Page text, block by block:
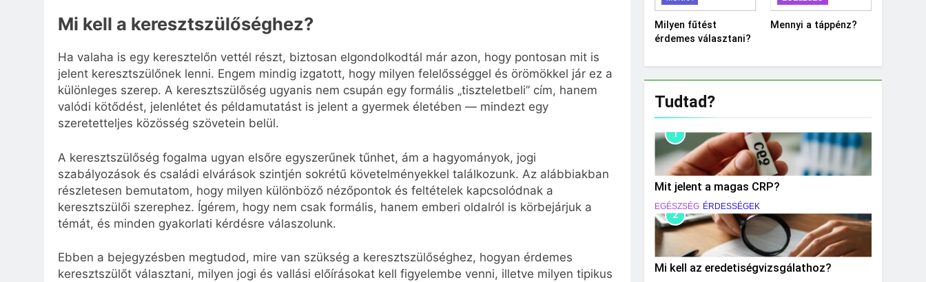
Mi kell a keresztszülőséghez?
Ha valaha is egy keresztelőn vettél részt, biztosan elgondolkodtál már azon, hogy pontosan mit is
jelent keresztszülőnek lenni. Engem mindig izgatott, hogy milyen felelősséggel és örömökkel jár ez a
különleges szerep. A keresztszülőség ugyanis nem csupán egy formális „tiszteletbeli” cím, hanem
valódi kötődést, jelenlétet és példamutatást is jelent a gyermek életében — mindezt egy
szeretetteljes közösség szövetein belül.
A keresztszülőség fogalma ugyan elsőre egyszerűnek tűnhet, ám a hagyományok, jogi
szabályozások és családi elvárások szintjén sokrétű követelményekkel találkozunk. Az alábbiakban
részletesen bemutatom, hogy milyen különböző nézőpontok és feltételek kapcsolódnak a
keresztszülői szerephez. Ígérem, hogy nem csak formális, hanem emberi oldalról is körbejárjuk a
témát, és minden gyakorlati kérdésre válaszolunk.
Ebben a bejegyzésben megtudod, mire van szükség a keresztszülőséghez, hogyan érdemes
keresztszülőt választani, milyen jogi és vallási előírásokat kell figyelembe venni, illetve milyen tipikus
Milyen fűtést
érdemes választani?
Mennyi a táppénz?
Tudtad?
1
Mit jelent a magas CRP?
EGÉSZSÉG ÉRDESSÉGEK
2
Mi kell az eredetiségvizsgálathoz?